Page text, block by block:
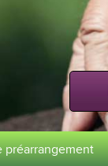
préarrangement